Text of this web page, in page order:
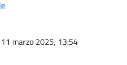
11 marzo 2025, 13:54